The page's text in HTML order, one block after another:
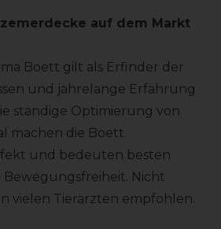
auf dem Markt
Boett gilt als Erfinder der
und jahrelange Erfahrung
ständige Optimierung von
machen die Boett
und bedeuten besten
Nicht
vielen Tierärzten empfohlen.